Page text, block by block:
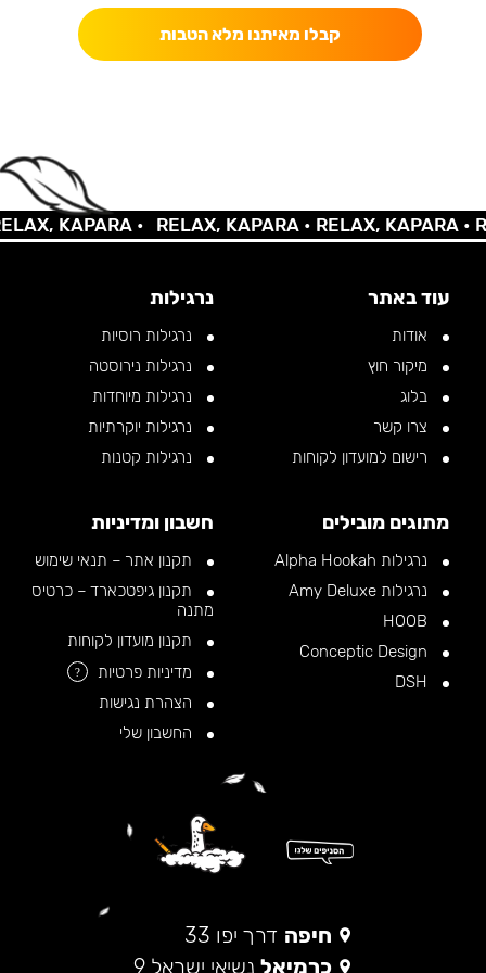
קבלו מאיתנו מלא הטבות
KAPARA • RELAX, KAPARA •RELAX, KAPARA •
עוד באתר
אודות
מיקור חוץ
בלוג
צרו קשר
רישום למועדון לקוחות
נרגילות
נרגילות רוסיות
נרגילות נירוסטה
נרגילות מיוחדות
נרגילות יוקרתיות
נרגילות קטנות
מתוגים מובילים
נרגילות Alpha Hookah
נרגילות Amy Deluxe
חשבון ומדיניות
תקנון אתר – תנאי שימוש
תקנון גיפטכארד – כרטיס
מתנה
תקנון מועדון לקוחות
מדיניות פרטיות
?
הצהרת נגישות
החשבון שלי
חיפה דרך יפו 33
כרמיאל נשיאי ישראל 9